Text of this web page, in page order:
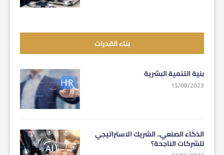
بناء القدرات
بنية التنمية البشرية
15/08/2023
الذكاء الصنعي.. الشريك الاستراتيجي
للشركات الناجحة؟